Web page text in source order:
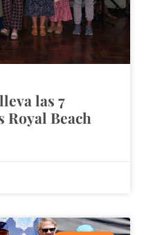
las 7
Royal Beach